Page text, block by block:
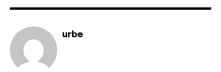
urbe